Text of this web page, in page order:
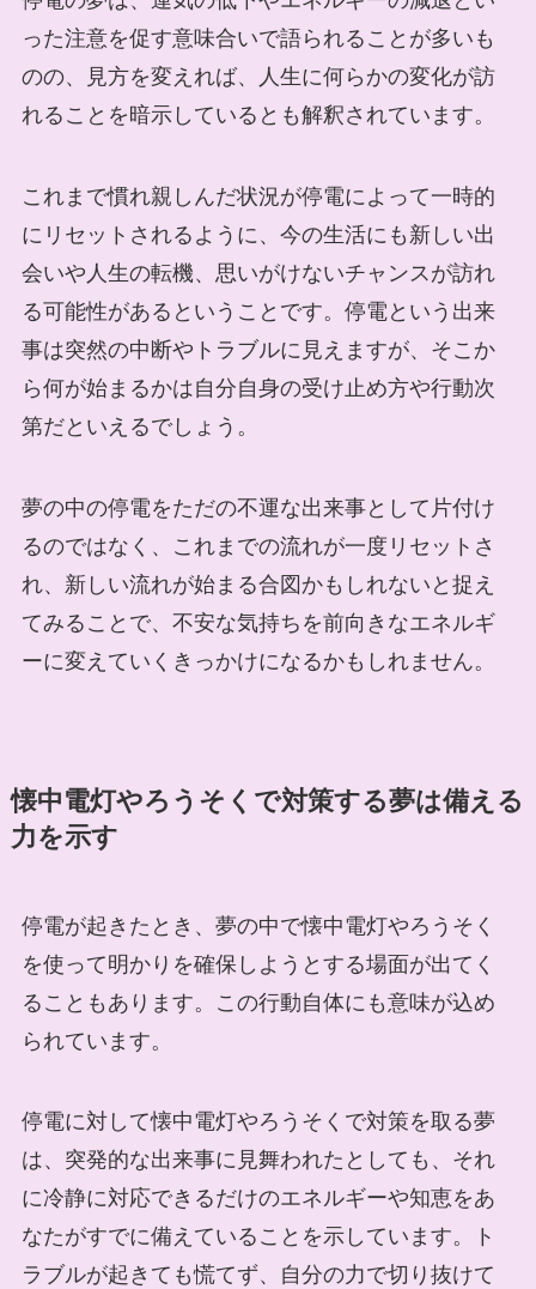
った注意を促す意味合いで語られることが多いも
のの、見方を変えれば、人生に何らかの変化が訪
れることを暗示しているとも解釈されています。
これまで慣れ親しんだ状況が停電によって一時的
にリセットされるように、今の生活にも新しい出
会いや人生の転機、思いがけないチャンスが訪れ
る可能性があるということです。停電という出来
事は突然の中断やトラブルに見えますが、そこか
ら何が始まるかは自分自身の受け止め方や行動次
第だといえるでしょう。
夢の中の停電をただの不運な出来事として片付け
るのではなく、これまでの流れが一度リセットさ
れ、新しい流れが始まる合図かもしれないと捉え
てみることで、不安な気持ちを前向きなエネルギ
ーに変えていくきっかけになるかもしれません。
懐中電灯やろうそくで対策する夢は備える
力を示す
停電が起きたとき、夢の中で懐中電灯やろうそく
を使って明かりを確保しようとする場面が出てく
ることもあります。この行動自体にも意味が込め
られています。
停電に対して懐中電灯やろうそくで対策を取る夢
は、突発的な出来事に見舞われたとしても、それ
に冷静に対応できるだけのエネルギーや知恵をあ
なたがすでに備えていることを示しています。ト
ラブルが起きても慌てず、自分の力で切り抜けて